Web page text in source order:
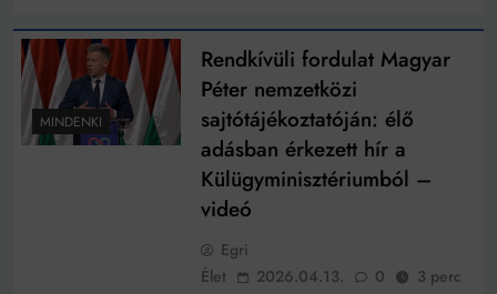
MINDENKI
Rendkívüli fordulat Magyar
Péter nemzetközi
sajtótájékoztatóján: élő
adásban érkezett hír a
Külügyminisztériumból –
videó
Egri
Élet
2026.04.13. 0 3 perc